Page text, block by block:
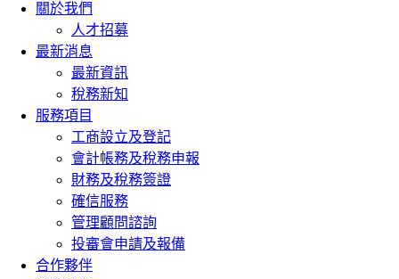
關於我們
人才招募
最新消息
最新資訊
稅務新知
服務項目
工商設立及登記
會計帳務及稅務申報
財務及稅務簽證
確信服務
管理顧問諮詢
投審會申請及報備
合作夥伴